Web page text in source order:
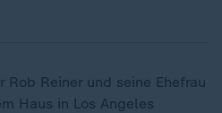
Rob Reiner und seine Ehefrau
Haus in Los Angeles